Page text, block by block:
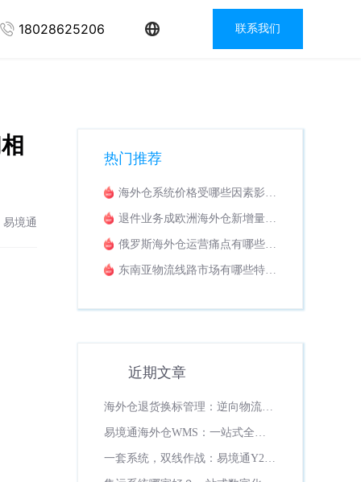
18028625206 联系我们
境通
热门推荐
海外仓系统价格受哪些因素影
退件业务成欧洲海外仓新增量，
统？
俄罗斯海外仓运营痛点有哪些？
东南亚物流线路市场有哪些特
近期文章
海外仓退货换标管理：逆向物流如
易境通海外仓WMS：一站式全场
一套系统，双线作战：易境通Y2系